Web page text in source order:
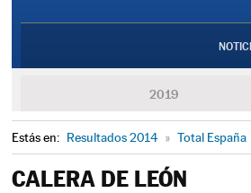
2019
Estás en: Resultados 2014 » Total España
CALERA DE LEÓN